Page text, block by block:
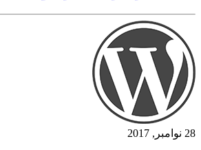
28 نوامبر, 2017